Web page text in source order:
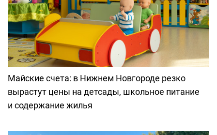
Майские счета: в Нижнем Новгороде резко
вырастут цены на детсады, школьное питание
и содержание жилья